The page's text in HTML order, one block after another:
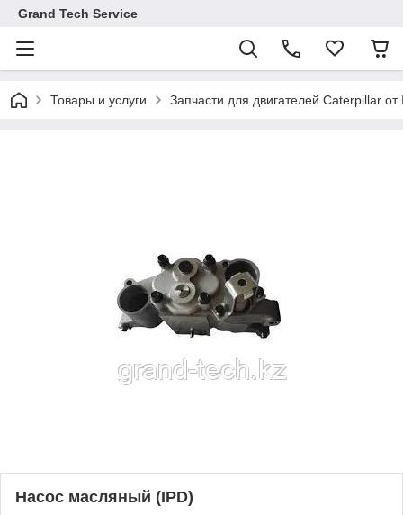
Grand Tech Service
Товары и услуги Запчасти для двигателей Caterpillar от
Насос масляный (IPD)